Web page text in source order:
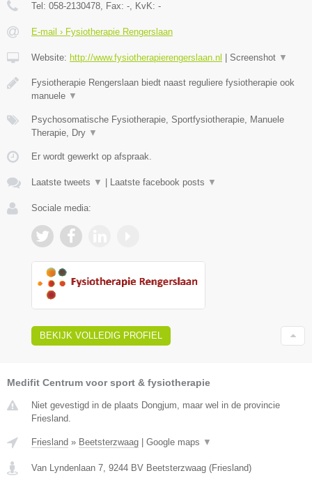
Tel: 058-2130478, Fax: -, KvK: -
E-mail › Fysiotherapie Rengerslaan
Website: http://www.fysiotherapierengerslaan.nl Screenshot ▼
Fysiotherapie Rengerslaan biedt naast reguliere fysiotherapie ook
manuele ▼
Psychosomatische Fysiotherapie, Sportfysiotherapie, Manuele
Therapie, Dry ▼
Er wordt gewerkt op afspraak.
Laatste tweets ▼ Laatste facebook posts ▼
Sociale media:
BEKIJK VOLLEDIG PROFIEL
Medifit Centrum voor sport & fysiotherapie
Niet gevestigd in de plaats Dongjum, maar wel in de provincie
Friesland.
Friesland » Beetsterzwaag Google maps ▼
Van Lyndenlaan 7 9244 BV Beetsterzwaag (Friesland)